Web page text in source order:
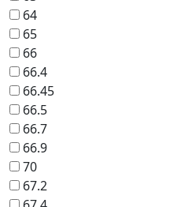
64
65
66
66.4
66.45
66.5
66.7
66.9
70
67.2